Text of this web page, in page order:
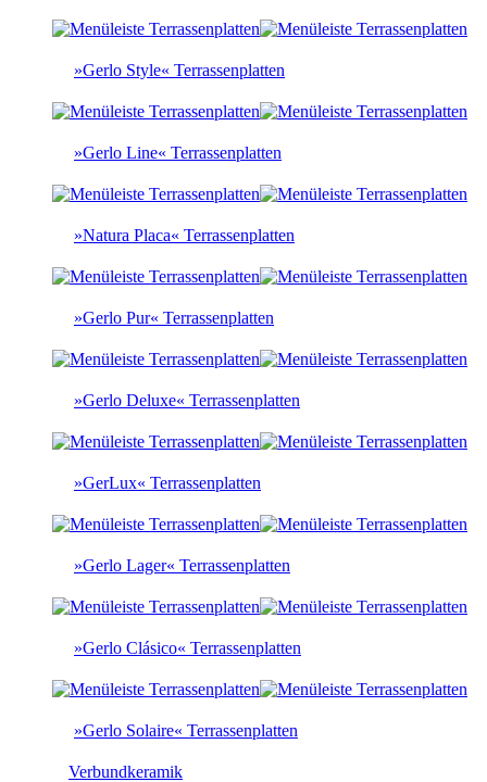
»Gerlo Style« Terrassenplatten
»Gerlo Line« Terrassenplatten
»Natura Placa« Terrassenplatten
»Gerlo Pur« Terrassenplatten
»Gerlo Deluxe« Terrassenplatten
»GerLux« Terrassenplatten
»Gerlo Lager« Terrassenplatten
»Gerlo Clásico« Terrassenplatten
»Gerlo Solaire« Terrassenplatten
Verbundkeramik